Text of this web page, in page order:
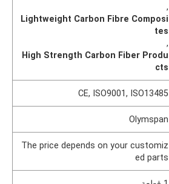
,
Lightweight Carbon Fibre Composi
tes
,
High Strength Carbon Fiber Produ
cts
CE, ISO9001, ISO13485
Olymspan
The price depends on your customiz
ed parts